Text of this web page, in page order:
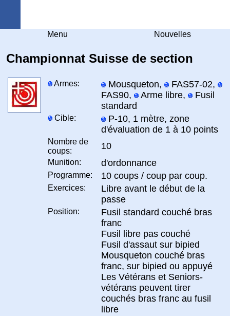
Menu Nouvelles
Championnat Suisse de section
Armes: Mousqueton,
FAS57-02,
FAS90,
Arme libre,
Fusil
standard
Cible:
P-10, 1 mètre, zone
d'évaluation de 1 à 10 points
Nombre de
coups:
10
Munition: d'ordonnance
Programme: 10 coups / coup par coup.
Exercices:
Libre avant le début de la
passe
Position:
Fusil standard couché bras
franc
Fusil libre pas couché
Fusil d'assaut sur bipied
Mousqueton couché bras
franc, sur bipied ou appuyé
Les Vétérans et Seniors-
vétérans peuvent tirer
couchés bras franc au fusil
libre